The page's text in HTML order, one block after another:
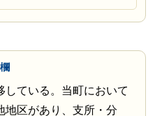
している。当町において
地区があり、支所・分